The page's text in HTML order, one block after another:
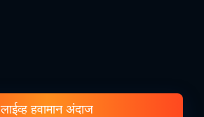
लाईव्ह हवामान अंदाज